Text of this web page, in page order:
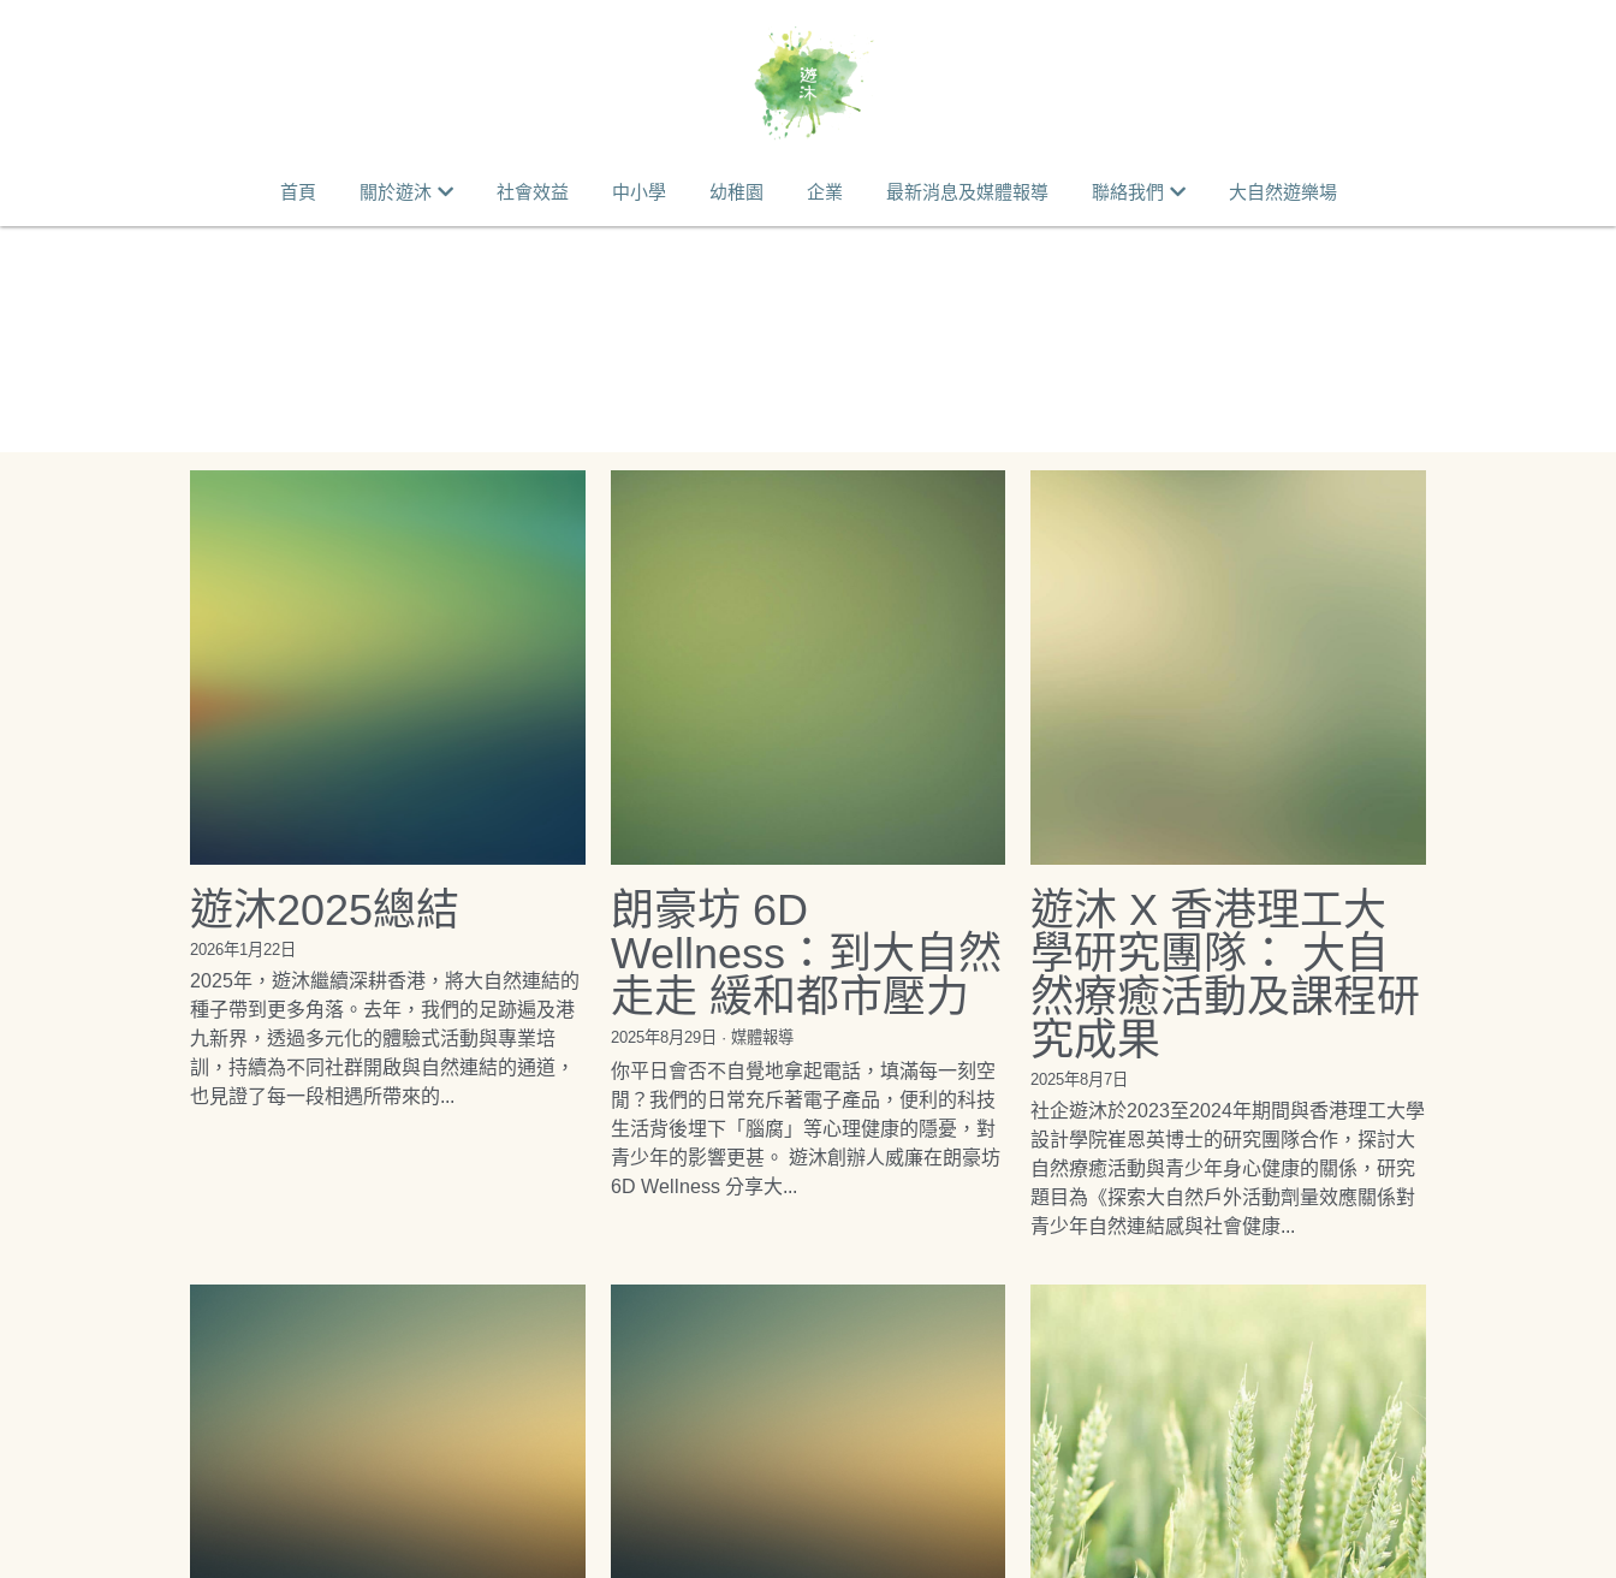
首頁 關於遊沐 社會效益 中小學 幼稚園 企業 最新消息及媒體報導 聯絡我們 大自然遊樂場
遊沐2025總結
2026年1月22日
2025年，遊沐繼續深耕香港，將大自然連結的
種子帶到更多角落。去年，我們的足跡遍及港
九新界，透過多元化的體驗式活動與專業培
訓，持續為不同社群開啟與自然連結的通道，
也見證了每一段相遇所帶來的...
朗豪坊 6D
Wellness：到大自然
走走 緩和都市壓力
2025年8月29日 · 媒體報導
你平日會否不自覺地拿起電話，填滿每一刻空
閒？我們的日常充斥著電子產品，便利的科技
生活背後埋下「腦腐」等心理健康的隱憂，對
青少年的影響更甚。 遊沐創辦人威廉在朗豪坊
6D Wellness 分享大...
遊沐 X 香港理工大
學研究團隊： 大自
然療癒活動及課程研
究成果
2025年8月7日
社企遊沐於2023至2024年期間與香港理工大學
設計學院崔恩英博士的研究團隊合作，探討大
自然療癒活動與青少年身心健康的關係，研究
題目為《探索大自然戶外活動劑量效應關係對
青少年自然連結感與社會健康...